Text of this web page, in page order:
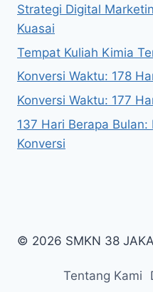
Strategi Digital
Kuasai
Tempat Kuliah Kimia
Konversi Waktu: 178
Konversi Waktu: 177
137 Hari Berapa
Konversi
© 2026 SMKN 38
Tentang Kami